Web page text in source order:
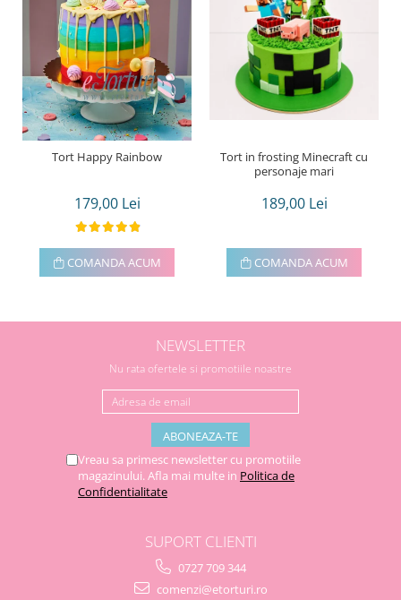
Tort Happy Rainbow
179,00 Lei
COMANDA ACUM
Tort in frosting Minecraft cu
personaje mari
189,00 Lei
COMANDA ACUM
NEWSLETTER
Nu rata ofertele si promotiile noastre
Vreau sa primesc newsletter cu promotiile
magazinului. Afla mai multe in Politica de
Confidentialitate
SUPORT CLIENTI
0727 709 344
comenzi@etorturi.ro